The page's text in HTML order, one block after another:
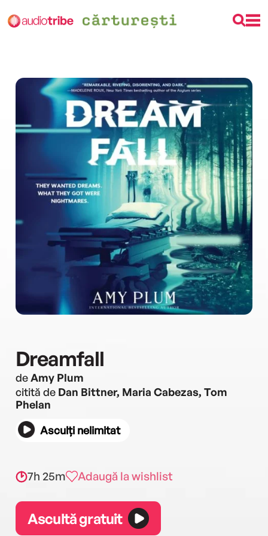
Dreamfall
deAmy Plum
citită de Dan Bittner, Maria Cabezas, Tom
Phelan
Asculți nelimitat
7h 25m Adaugă la wishlist
Ascultă gratuit